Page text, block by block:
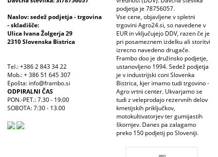
Naslov: sedež podjetja - trgovina
- skladišče:
Ulica Ivana Žolgerja 29
2310 Slovenska Bistrica
Tel.: +386 2 843 34 22
Mob.: + 386 51 645 307
Epošta: info@frambo.si
ODPIRALNI ČAS
PON.-PET.: 7.30 - 19:00
SOBOTA: 7:30 - 13.00
podjetja je 78756057.
Vse cene, objavljene v spletni
trgovini Agro24.si, so navedene v
EUR in vključujejo DDV, razen če je
pri posameznem izdelku ali storitvi
izrecno navedeno drugače.
Frambo doo je družinsko podjetje,
ustanovljeno 1994. Sedež podjetja
je v industrijski coni Slovenka
Bistrica, kjer imamo tudi trgovino -
Agro vrtni center. Ukvarjamo se
tudi z veleprodajo rezervnih delov
kmetijskih priključkov,
motokultivatorjev ter gumijastih
škornjev. Danes pa zalagamo
preko 150 podjetij po Sloveniji.